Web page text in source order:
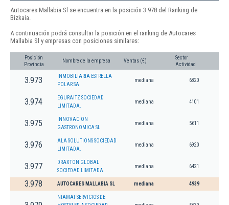
Autocares Mallabia Sl se encuentra en la posición 3.978 del Ranking de
Bizkaia.
A continuación podrá consultar la posición en el ranking de Autocares
Mallabia Sl y empresas con posiciones similares:
Posición
Provincia
Nombre de la empresa Ventas (€)
Sector
Actividad
3.973
INMOBILIARIA ESTRELLA
POLAR SA
mediana 6820
3.974
EGURAITZ SOCIEDAD
LIMITADA.
mediana 4101
3.975
INNOVACION
GASTRONOMICA SL
mediana 5611
3.976
ALA SOLUTIONS SOCIEDAD
LIMITADA.
mediana 6920
3.977
DRAXTON GLOBAL
SOCIEDAD LIMITADA.
mediana 6421
3.978 AUTOCARES MALLABIA SL mediana 4939
NIAMAT SERVICIOS DE